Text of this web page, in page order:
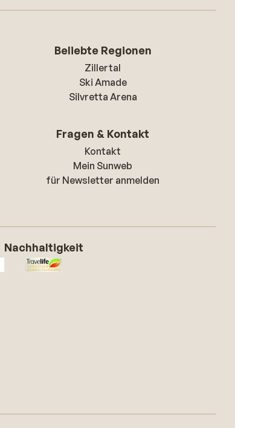
Beliebte Regionen
Zillertal
Ski Amade
Silvretta Arena
Fragen & Kontakt
Kontakt
Mein Sunweb
für Newsletter anmelden
Nachhaltigkeit